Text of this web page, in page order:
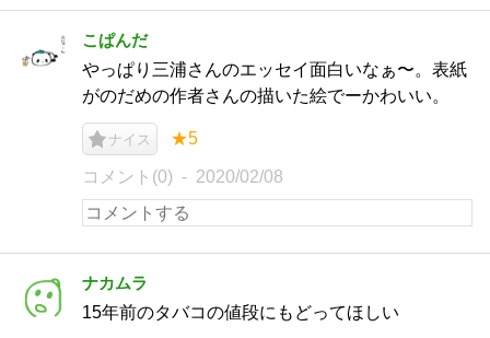
こぱんだ
やっぱり三浦さんのエッセイ面白いなぁ〜。表紙
がのだめの作者さんの描いた絵でーかわいい。
ナイス ★5
コメント(0) 2020/02/08
ナカムラ
15年前のタバコの値段にもどってほしい